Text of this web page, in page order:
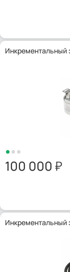
Инкрементальный
100 000
Инкрементальный